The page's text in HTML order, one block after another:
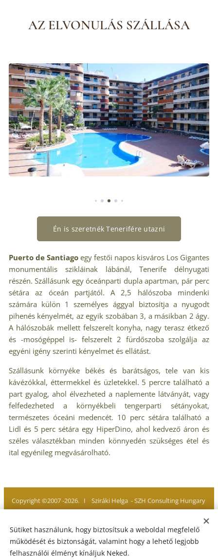
AZ ELVONULÁS SZÁLLÁSA
Én is szeretnék Tenerifére utazni
Puerto de Santiago egy festői napos kisváros Los Gigantes
monumentális szikláinak lábánál, Tenerife délnyugati
részén. Szállásunk egy óceánparti dupla apartman, pár perc
sétára az óceán partjától. A 2,5 hálószoba mindenki
számára külön 1 személyes ággyal biztosítja a nyugodt
pihenés kényelmét, az egyik szobában 3, a másikban 2 ágy.
A hálószobák mellett felszerelt konyha, nagy terasz étkező
és -mosógéppel is- felszerelt 2 fürdőszoba szolgálja az
egyéni igény szerinti kényelmet és ellátást.
Szállásunk környéke békés és barátságos, tele van kis
kávézókkal, éttermekkel és üzletekkel. 5 percre található a
part gyalog, ahol élvezheted a naplemente látványát, vagy
felfedezheted a környékbeli tengerparti sétányokat,
természetes óceáni medencét. 10 perc sétára található a
Lidl és 5 perc sétára egy HiperDino, ahol kedvező áron és
széles választékban minden könnyedén szükséges étel és
ital egyénileg megvásárolható.
Copyright ©2007 -2026. I Sziráki Helga - SZH Consulting Hungary
Adatvédelmi TájékoztatóIJogi Nyilatkozat
Sütiket használunk, hogy biztosítsuk a weboldal megfelelő
működését és biztonságát, valamint hogy a lehető legjobb
felhasználói élményt kínáljuk Neked.